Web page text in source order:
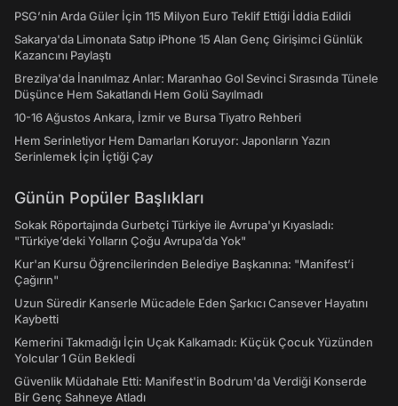
PSG’nin Arda Güler İçin 115 Milyon Euro Teklif Ettiği İddia Edildi
Sakarya'da Limonata Satıp iPhone 15 Alan Genç Girişimci Günlük
Kazancını Paylaştı
Brezilya'da İnanılmaz Anlar: Maranhao Gol Sevinci Sırasında Tünele
Düşünce Hem Sakatlandı Hem Golü Sayılmadı
10-16 Ağustos Ankara, İzmir ve Bursa Tiyatro Rehberi
Hem Serinletiyor Hem Damarları Koruyor: Japonların Yazın
Serinlemek İçin İçtiği Çay
Günün Popüler Başlıkları
Sokak Röportajında Gurbetçi Türkiye ile Avrupa'yı Kıyasladı:
"Türkiye’deki Yolların Çoğu Avrupa’da Yok"
Kur'an Kursu Öğrencilerinden Belediye Başkanına: "Manifest’i
Çağırın"
Uzun Süredir Kanserle Mücadele Eden Şarkıcı Cansever Hayatını
Kaybetti
Kemerini Takmadığı İçin Uçak Kalkamadı: Küçük Çocuk Yüzünden
Yolcular 1 Gün Bekledi
Güvenlik Müdahale Etti: Manifest'in Bodrum'da Verdiği Konserde
Bir Genç Sahneye Atladı